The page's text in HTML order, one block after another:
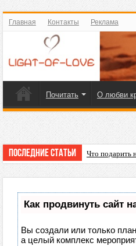
Главная Контакты Реклама
Почитать О любви
Последние статьи Что подарить
Как продвинуть сайт
Вы создали или только
а целый комплекс